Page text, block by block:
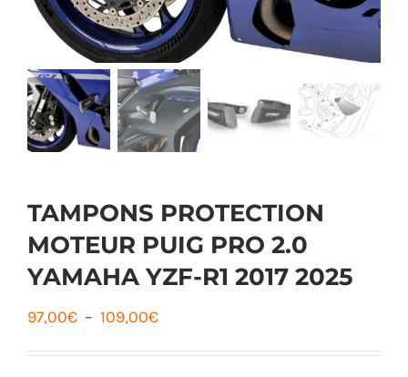
TAMPONS PROTECTION
MOTEUR PUIG PRO 2.0
YAMAHA YZF-R1 2017 2025
97,00€ – 109,00€Plage